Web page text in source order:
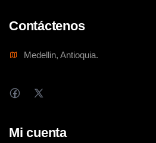
Contáctenos
Medellin, Antioquia.
Mi cuenta